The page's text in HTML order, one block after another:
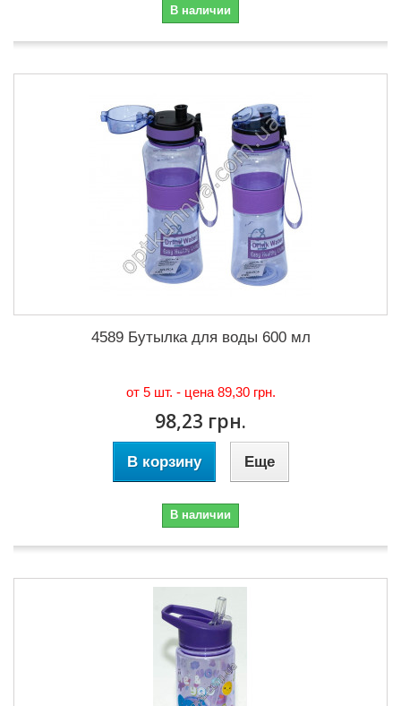
В наличии
4589 Бутылка для воды 600 мл
от 5 шт. - цена 89,30 грн.
98,23 грн.
В корзину Еще
В наличии